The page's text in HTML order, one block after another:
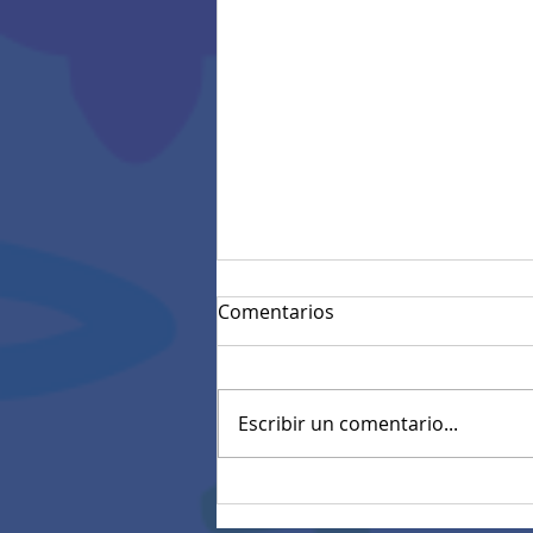
diagnósticas estandarizadas
Comentarios
Escribir un comentario...